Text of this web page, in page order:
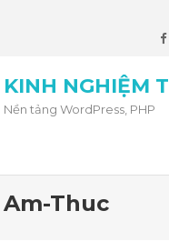
KINH NGHIỆM
Nền tảng WordPress, PHP
Am-Thuc